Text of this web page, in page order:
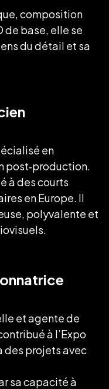
composition
base, elle se
du détail et sa
en
post‑production.
à des courts
en Europe. Il
polyvalente et
et agente de
à l’Expo
des projets avec
sa capacité à